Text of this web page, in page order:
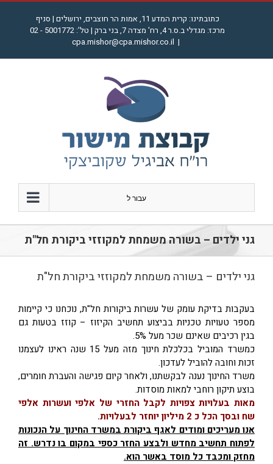
דלג
כתובתינו: קרית המדע 11, אמות הר חוצבים, ירושלים | סניף
מרכז: מגדלי ב.ס.ר 4, רח' מצדה 7, בני ברק | טל': 5001772 - 02
|
cpa.mishor@cpa.mishor.co.il
עבור ל
גני ילדים – בשורה משמחת למקוזזי ביקורת חל"ת
גני ילדים – בשורה משמחת למקוזזי ביקורת חל"ת
בעקבות בדיקת עומק של עשרות ביקורות חל"ת, נוכחנו כי קיימות
מספר טעויות טכניות בביצוע תחשיב הקיזוז – קוזז בטעות גם
בגין רכיבים שאינם שכר מעל 5%.
כמשרד המוביל בכלכלת חינוך מזה מעל 15 שנה ראינו לעצמנו
זכות וחובה להוביל לעדכון.
משרד החינוך נענה לבקשתנו, ולאחר קיום פגישה והעברת חומרים,
בוצע תיקון רוחבי למאות מוסדות.
מאות בעלויות צפויות לקבל החזרי של אלפי ועשרות אלפי
שח ובסך הכל כ 2 מיליון יוחזר לבעלויות
.
אנו מעריכים ומודים לאגף ביקורת במשרד החינוך על הנכונות
לפתוח תחשיב מחדש ולבצע החזר כספי במקום בו נדרש. זה
מחזק ומכבד כל מוסד באשר הוא.